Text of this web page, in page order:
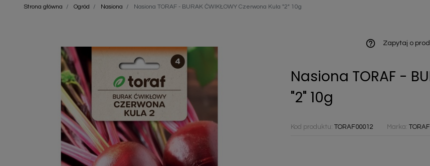
Artykuły dekoracyjne
Artykuły higieniczne
Artykuły jednorazowe
Artykuły opakowaniowe
Chemia gospodarcza
Chemia do architektury ogrodowej
Odstraszacze owadów
Odstraszacze zwierząt
Nawozy i preparaty
Narzędzia ogrodnicze
Nasiona
Podłoża
Pozostałe
Szampony i odżywki
Chusteczki nawilżane
Zobacz wszystkie
Artykuły Higieniczne
Zobacz wszystkie
Strona główna Ogród Nasiona Nasiona TORAF - BURAK ĆWIKŁOWY Czerwona Kula "2" 10g
help_outline Zapytaj o
Nasiona TORAF -
"2" 10g
Kod produktu:TORAF00012 Marka:TORAF